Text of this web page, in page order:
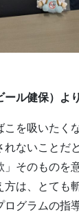
ル健保）より
こを吸いたく
ないことだ
」そのものを
方は、とても
ログラムの指